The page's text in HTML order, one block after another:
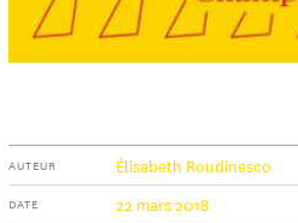
AUTEUR Élisabeth Roudinesco
DATE 22 mars 2018